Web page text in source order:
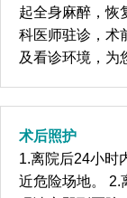
起全身麻醉，恢
科医师驻诊，术
及看诊环境，为
术后照护
1.离院后24小时
近危险场地。 2.